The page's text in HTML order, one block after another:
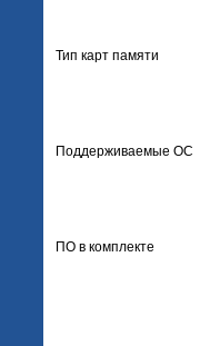
Тип карт памяти
Поддерживаемые ОС
ПО в комплекте